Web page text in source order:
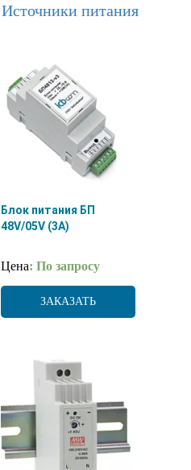
Источники питания
Блок питания БП
48V/05V (3A)
Цена: По запросу
ЗАКАЗАТЬ